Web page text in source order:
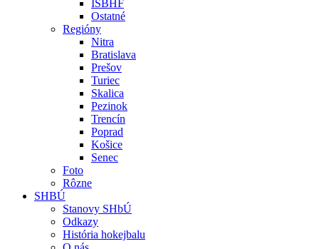
ISBHF
Ostatné
Regióny
Nitra
Bratislava
Prešov
Turiec
Skalica
Pezinok
Trencín
Poprad
Košice
Senec
Foto
Rôzne
SHBÚ
Stanovy SHbÚ
Odkazy
História hokejbalu